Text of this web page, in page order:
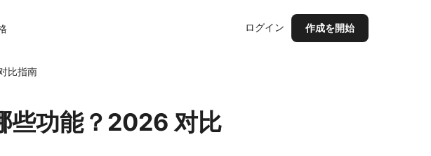
ログイン 作成を開始
比指南
些功能？2026 对比